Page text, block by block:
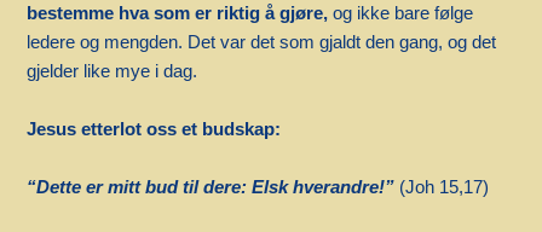
bestemme hva som er riktig å gjøre,og ikke bare følge
ledere og mengden. Det var det som gjaldt den gang, og det
gjelder like mye i dag.
Jesus etterlot oss et budskap:
“Dette er mitt bud til dere: Elsk hverandre!” (Joh 15,17)